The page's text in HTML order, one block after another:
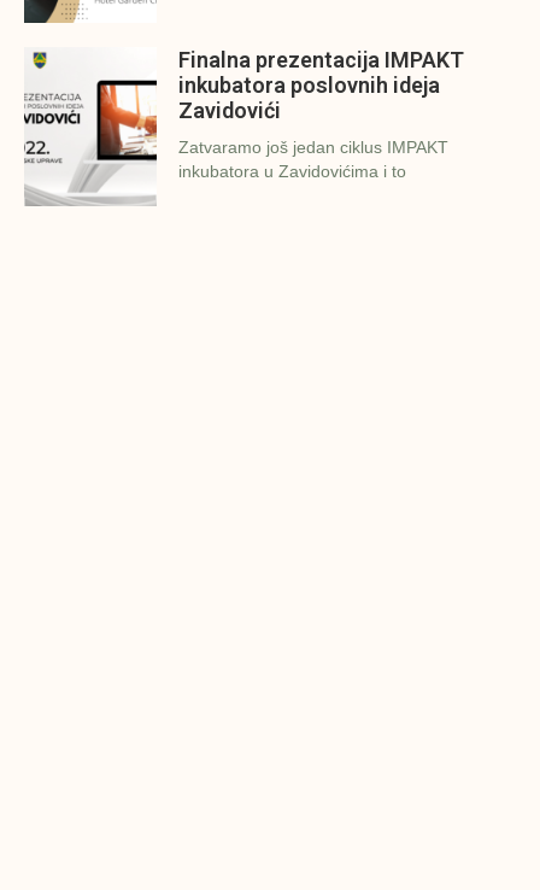
Finalna prezentacija IMPAKT
inkubatora poslovnih ideja
Zavidovići
Zatvaramo još jedan ciklus IMPAKT
inkubatora u Zavidovićima i to